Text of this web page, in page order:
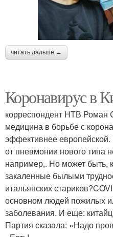
читать дальше →
Коронавирус в
корреспондент НТВ Роман
медицина в борьбе с
эффективнее
от пневмонии нового типа
например,. Но может быть,
закаленные былыми
итальянских
основном людей пожилых
заболевания. И еще:
Партия сказала: «Надо